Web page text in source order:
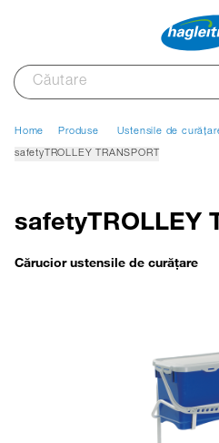
Home Produse Ustensile de
safetyTROLLEY TRANSPORT
safetyTROLLEY
Cărucior ustensile de curățare